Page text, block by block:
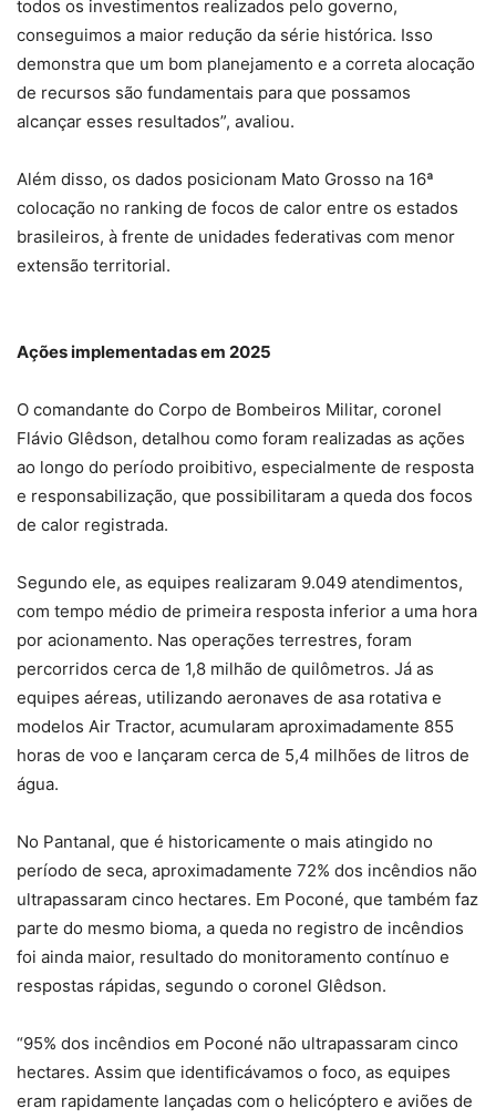
todos os investimentos realizados pelo governo,
conseguimos a maior redução da série histórica. Isso
demonstra que um bom planejamento e a correta alocação
de recursos são fundamentais para que possamos
alcançar esses resultados”, avaliou.
Além disso, os dados posicionam Mato Grosso na 16ª
colocação no ranking de focos de calor entre os estados
brasileiros, à frente de unidades federativas com menor
extensão territorial.
Ações implementadas em 2025
O comandante do Corpo de Bombeiros Militar, coronel
Flávio Glêdson, detalhou como foram realizadas as ações
ao longo do período proibitivo, especialmente de resposta
e responsabilização, que possibilitaram a queda dos focos
de calor registrada.
Segundo ele, as equipes realizaram 9.049 atendimentos,
com tempo médio de primeira resposta inferior a uma hora
por acionamento. Nas operações terrestres, foram
percorridos cerca de 1,8 milhão de quilômetros. Já as
equipes aéreas, utilizando aeronaves de asa rotativa e
modelos Air Tractor, acumularam aproximadamente 855
horas de voo e lançaram cerca de 5,4 milhões de litros de
água.
No Pantanal, que é historicamente o mais atingido no
período de seca, aproximadamente 72% dos incêndios não
ultrapassaram cinco hectares. Em Poconé, que também faz
parte do mesmo bioma, a queda no registro de incêndios
foi ainda maior, resultado do monitoramento contínuo e
respostas rápidas, segundo o coronel Glêdson.
“95% dos incêndios em Poconé não ultrapassaram cinco
hectares. Assim que identificávamos o foco, as equipes
eram rapidamente lançadas com o helicóptero e aviões de